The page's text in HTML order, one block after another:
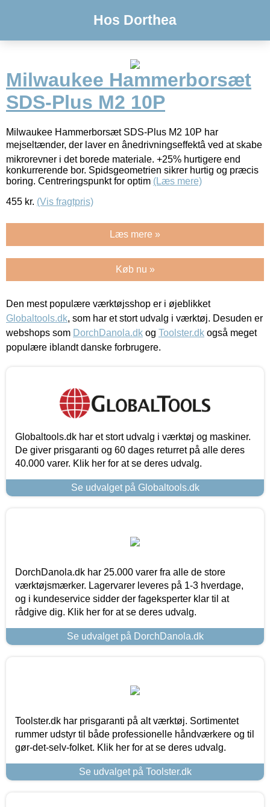
Hos Dorthea
Milwaukee Hammerborsæt
SDS-Plus M2 10P
Milwaukee Hammerborsæt SDS-Plus M2 10P har
mejseltænder, der laver en ânedrivningseffektâ ved at skabe
mikrorevner i det borede materiale. +25% hurtigere end
konkurrerende bor. Spidsgeometrien sikrer hurtig og præcis
boring. Centreringspunkt for optim (Læs mere)
455 kr. (Vis fragtpris)
Læs mere »
Køb nu »
Den mest populære værktøjsshop er i øjeblikket
Globaltools.dk, som har et stort udvalg i værktøj. Desuden er
webshops som DorchDanola.dk og Toolster.dk også meget
populære iblandt danske forbrugere.
Globaltools.dk har et stort udvalg i værktøj og maskiner.
De giver prisgaranti og 60 dages returret på alle deres
40.000 varer. Klik her for at se deres udvalg.
Se udvalget på Globaltools.dk
DorchDanola.dk har 25.000 varer fra alle de store
værktøjsmærker. Lagervarer leveres på 1-3 hverdage,
og i kundeservice sidder der fageksperter klar til at
rådgive dig. Klik her for at se deres udvalg.
Se udvalget på DorchDanola.dk
Toolster.dk har prisgaranti på alt værktøj. Sortimentet
rummer udstyr til både professionelle håndværkere og til
gør-det-selv-folket. Klik her for at se deres udvalg.
Se udvalget på Toolster.dk